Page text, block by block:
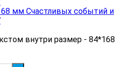
мм Счастливых событий и
внутри размер - 84*168